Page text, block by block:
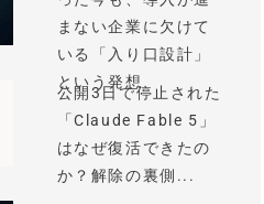
まない企業に欠けて
いる「入り口設計」
という発想
公開3日で停止された
「Claude Fable 5」
はなぜ復活できたの
か？解除の裏側...